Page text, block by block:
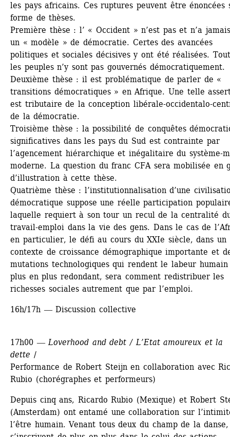
les pays africains. Ces ruptures peuvent être énoncées
forme de thèses.
Première thèse : l’ « Occident » n’est pas et n’a
un « modèle » de démocratie. Certes des avancées
politiques et sociales décisives y ont été réalisées.
les peuples n’y sont pas gouvernés démocratiquement.
Deuxième thèse : il est problématique de parler de «
transitions démocratiques » en Afrique. Une telle
est tributaire de la conception libérale-occidentalo-
de la démocratie.
Troisième thèse : la possibilité de conquêtes
significatives dans les pays du Sud est contrainte par
l’agencement hiérarchique et inégalitaire du système-
moderne. La question du franc CFA sera mobilisée en
d’illustration à cette thèse.
Quatrième thèse : l’institutionnalisation d’une
démocratique suppose une réelle participation
laquelle requiert à son tour un recul de la centralité
travail-emploi dans la vie des gens. Dans le cas de
en particulier, le défi au cours du XXIe siècle, dans un
contexte de croissance démographique importante et
mutations technologiques qui rendent le labeur humain
plus en plus redondant, sera comment redistribuer les
richesses sociales autrement que par l’emploi.
16h/17h ― Discussion collective
17h00 ― Loverhood and debt / L’Etat amoureux et la
dette /
Performance de Robert Steijn en collaboration avec
Rubio (chorégraphes et performeurs)
Depuis cinq ans, Ricardo Rubio (Mexique) et Robert
(Amsterdam) ont entamé une collaboration sur
l’être humain. Venant tous deux du champ de la